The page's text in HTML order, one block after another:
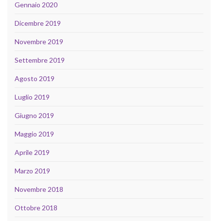
Gennaio 2020
Dicembre 2019
Novembre 2019
Settembre 2019
Agosto 2019
Luglio 2019
Giugno 2019
Maggio 2019
Aprile 2019
Marzo 2019
Novembre 2018
Ottobre 2018